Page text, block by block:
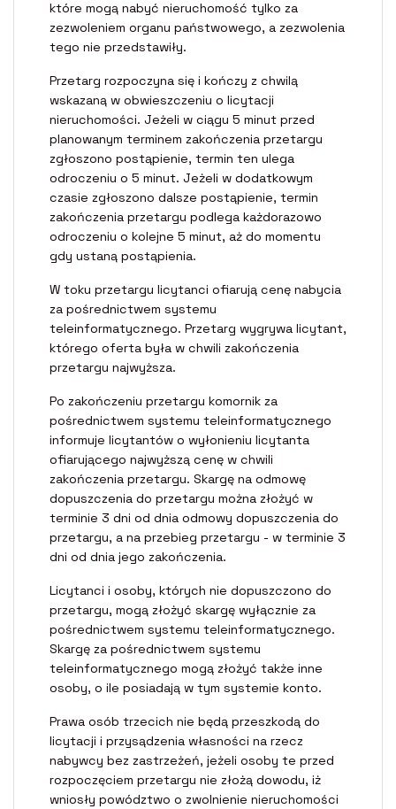
które mogą nabyć nieruchomość tylko za
zezwoleniem organu państwowego, a zezwolenia
tego nie przedstawiły.
Przetarg rozpoczyna się i kończy z chwilą
wskazaną w obwieszczeniu o licytacji
nieruchomości. Jeżeli w ciągu 5 minut przed
planowanym terminem zakończenia przetargu
zgłoszono postąpienie, termin ten ulega
odroczeniu o 5 minut. Jeżeli w dodatkowym
czasie zgłoszono dalsze postąpienie, termin
zakończenia przetargu podlega każdorazowo
odroczeniu o kolejne 5 minut, aż do momentu
gdy ustaną postąpienia.
W toku przetargu licytanci ofiarują cenę nabycia
za pośrednictwem systemu
teleinformatycznego. Przetarg wygrywa licytant,
którego oferta była w chwili zakończenia
przetargu najwyższa.
Po zakończeniu przetargu komornik za
pośrednictwem systemu teleinformatycznego
informuje licytantów o wyłonieniu licytanta
ofiarującego najwyższą cenę w chwili
zakończenia przetargu. Skargę na odmowę
dopuszczenia do przetargu można złożyć w
terminie 3 dni od dnia odmowy dopuszczenia do
przetargu, a na przebieg przetargu - w terminie 3
dni od dnia jego zakończenia.
Licytanci i osoby, których nie dopuszczono do
przetargu, mogą złożyć skargę wyłącznie za
pośrednictwem systemu teleinformatycznego.
Skargę za pośrednictwem systemu
teleinformatycznego mogą złożyć także inne
osoby, o ile posiadają w tym systemie konto.
Prawa osób trzecich nie będą przeszkodą do
licytacji i przysądzenia własności na rzecz
nabywcy bez zastrzeżeń, jeżeli osoby te przed
rozpoczęciem przetargu nie złożą dowodu, iż
wniosły powództwo o zwolnienie nieruchomości